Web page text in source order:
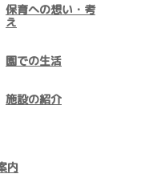
保育への想い・考
え
園での生活
施設の紹介
内